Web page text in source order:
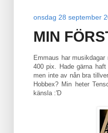
onsdag 28 september
MIN
Emmaus har
400 pix. Hade gärna
men inte av nån bra
Hobbex? Min heter
känsla :'D